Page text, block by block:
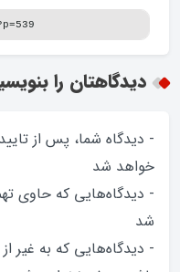
دیدگاهتان را
- دیدگاه شما، پس از
خواهد‌ شد
- دیدگاه‌هایی که حاوی
شد
- دیدگاه‌هایی که به غیر